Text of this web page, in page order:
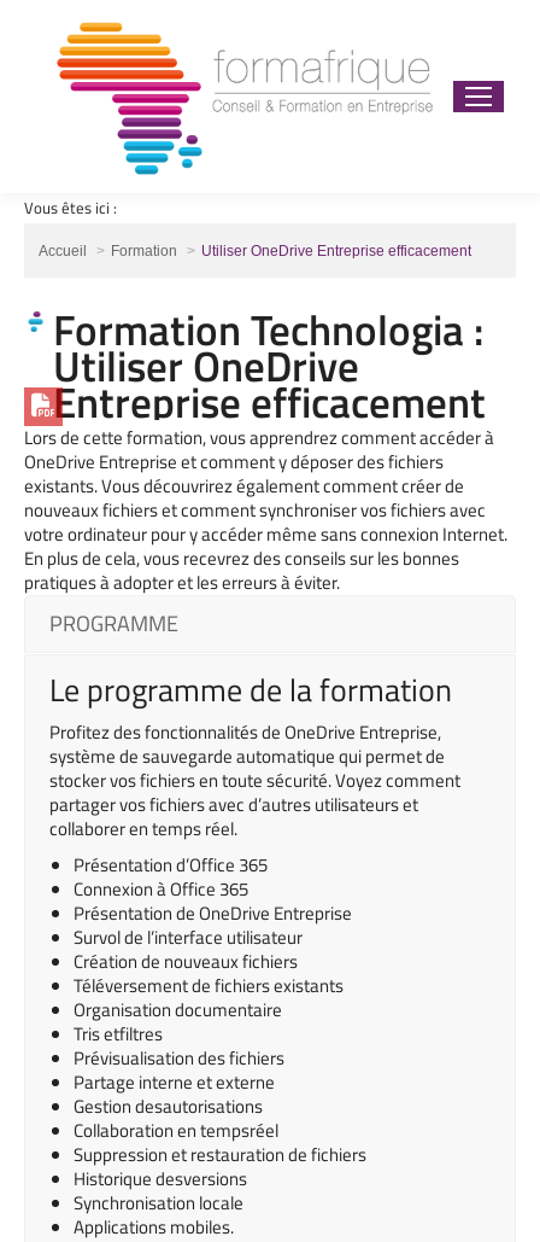
Vous êtes ici :
Vous êtes ici :
Accueil Formation Utiliser OneDrive Entreprise efficacement
Formation Technologia :
Utiliser OneDrive
Entreprise efficacement
Lors de cette formation, vous apprendrez comment accéder à
OneDrive Entreprise et comment y déposer des fichiers
existants. Vous découvrirez également comment créer de
nouveaux fichiers et comment synchroniser vos fichiers avec
votre ordinateur pour y accéder même sans connexion Internet.
En plus de cela, vous recevrez des conseils sur les bonnes
pratiques à adopter et les erreurs à éviter.
PROGRAMME
Le programme de la formation
Profitez des fonctionnalités de OneDrive Entreprise,
système de sauvegarde automatique qui permet de
stocker vos fichiers en toute sécurité. Voyez comment
partager vos fichiers avec d’autres utilisateurs et
collaborer en temps réel.
Présentationd’Office 365
ConnexionàOffice 365
Présentation de OneDrive Entreprise
Survolde l’interface utilisateur
Créationde nouveauxfichiers
Téléversementdefichiersexistants
Organisationdocumentaire
Trisetfiltres
Prévisualisationdesfichiers
Partage interne etexterne
Gestiondesautorisations
Collaborationentempsréel
Suppressionetrestaurationdefichiers
Historiquedesversions
Synchronisation locale
Applicationsmobiles.